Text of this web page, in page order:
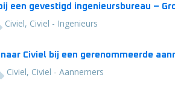
een gevestigd ingenieursbureau –
Civiel, Civiel - Ingenieurs
Civiel bij een gerenommeerde
Civiel, Civiel - Aannemers